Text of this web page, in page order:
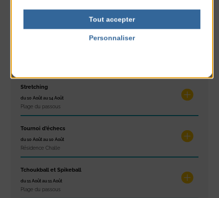
Stretching
du 10 Août au 14 Août
Plage du passous
Tournoi d’échecs
du 10 Août au 10 Août
Résidence Challe
Tchoukball et Spikeball
du 11 Août au 11 Août
Plage du passous
Tout accepter
Personnaliser